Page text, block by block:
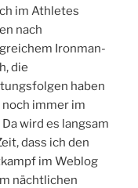
im Athletes
nach
Ironman-
die
haben
noch immer im
wird es langsam
dass ich den
im Weblog
nächtlichen